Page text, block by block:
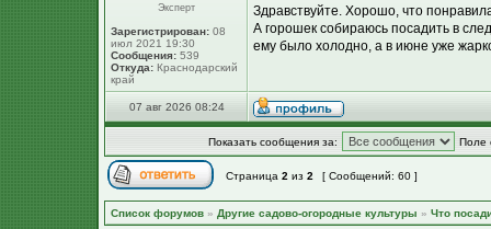
Эксперт
Зарегистрирован: 08
июл 2021 19:30
Сообщения: 539
Откуда: Краснодарский
край
Здравствуйте. Хорошо, что
А горошек собираюсь посадить в
ему было холодно, а в июне уже
07 авг 2026 08:24
Показать сообщения за: Поле
Страница 2 из 2 [ Сообщений: 60 ]
Список форумов » Другие садово-огородные культуры » Что